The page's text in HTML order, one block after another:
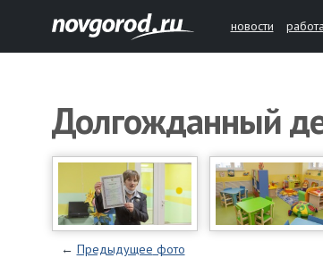
новости работа
Долгожданный
← Предыдущее фото